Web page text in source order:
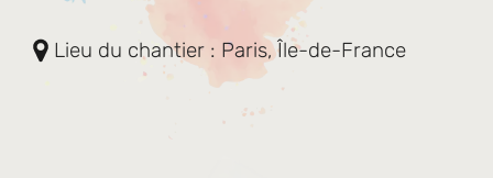
Lieu du chantier : Paris, Île-de-France